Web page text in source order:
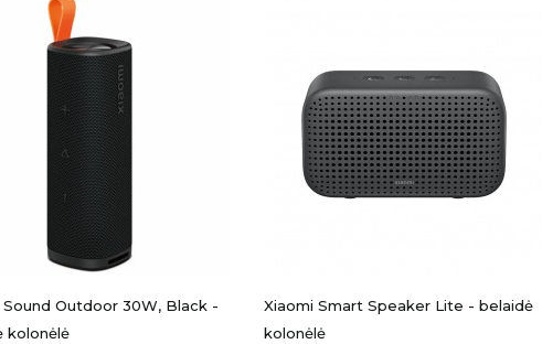
Sound Outdoor 30W, Black -
kolonėlė
Xiaomi Smart Speaker Lite - belaidė
kolonėlė